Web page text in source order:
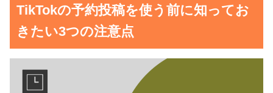
TikTokの予約投稿を使う前に知ってお
きたい3つの注意点